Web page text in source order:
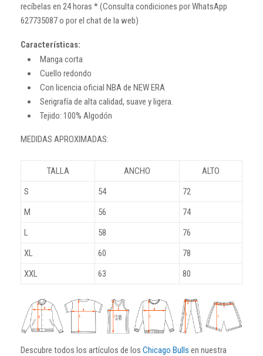
recíbelas en 24 horas * (Consulta condiciones por WhatsApp
627735087 o por el chat de la web)
Características:
Manga corta
Cuello redondo
Con licencia oficial NBA de NEW ERA
Serigrafía de alta calidad, suave y ligera.
Tejido: 100% Algodón
MEDIDAS APROXIMADAS:
TALLA ANCHO
ALTO
S
54
72
M
56
74
L
58
76
XL
60
78
XXL
63 80
Descubre todos los artículos de los Chicago Bulls en nuestra